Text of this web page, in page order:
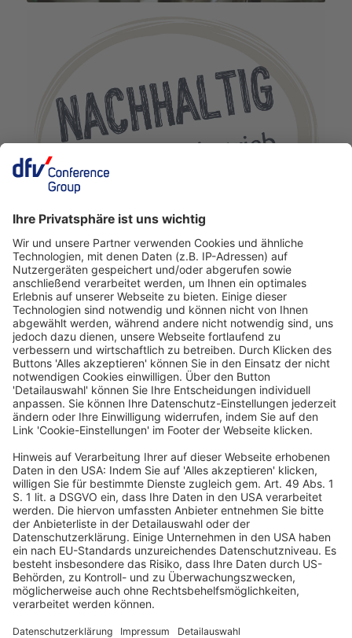
Deutscher Hotelkongress
19./20. April 2027
Kap Europa
Frankfurt